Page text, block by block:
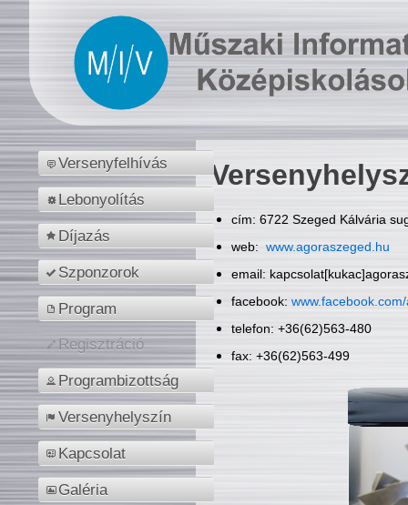
Versenyfelhívás
Lebonyolítás
Díjazás
Szponzorok
Program
Regisztráció
Programbizottság
Versenyhelyszín
Kapcsolat
Galéria
cím: 6722 Szeged Kálvária
web: www.agoraszeged.hu
email:
facebook:
telefon: +36(62)563-480
fax: +36(62)563-499